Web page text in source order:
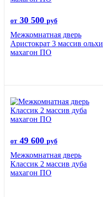
от 30 500 руб
Межкомнатная дверь
Аристократ 3 массив ольхи
махагон ПО
от 49 600 руб
Межкомнатная дверь
Классик 2 массив дуба
махагон ПО